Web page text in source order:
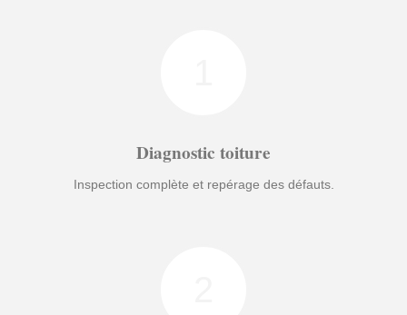
Diagnostic toiture
Inspection complète et repérage des défauts.